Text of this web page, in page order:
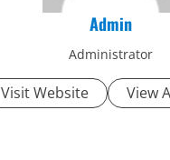
Admin
Administrator
Visit Website View